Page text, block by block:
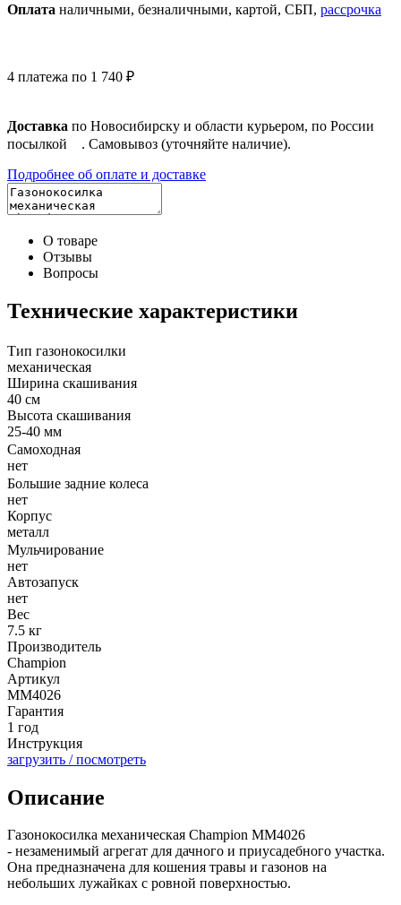
Оплата наличными, безналичными, картой, СБП, рассрочка
4 платежа по 1 740 ₽
Доставка по Новосибирску и области курьером, по России
посылкой
. Самовывоз (уточняйте наличие).
Подробнее об оплате и доставке
О товаре
Отзывы
Вопросы
Технические характеристики
Тип газонокосилки
механическая
Ширина скашивания
40 см
Высота скашивания
25-40 мм
Самоходная
нет
Большие задние колеса
нет
Корпус
металл
Мульчирование
нет
Автозапуск
нет
Вес
7.5 кг
Производитель
Champion
Артикул
MM4026
Гарантия
1 год
Инструкция
загрузить / посмотреть
Описание
Газонокосилка механическая Champion MM4026
- незаменимый агрегат для дачного и приусадебного участка.
Она предназначена для кошения травы и газонов на
небольших лужайках с ровной поверхностью.